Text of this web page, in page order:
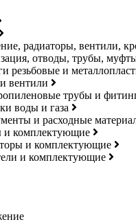
радиаторы, вентили,
отводы, трубы,
резьбовые и
вентили
трубы и
воды и газа
и расходные
и комплектующие
и комплектующие
и комплектующие